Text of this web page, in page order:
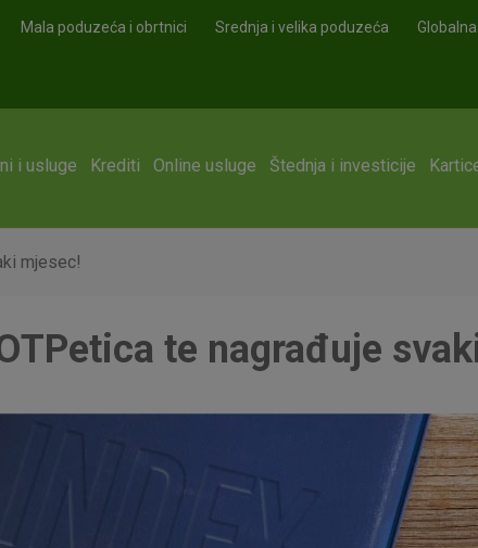
Mala poduzeća i obrtnici Srednja i velika poduzeća
i usluge Krediti Online usluge Štednja i investicije
mjesec!
te nagrađuje